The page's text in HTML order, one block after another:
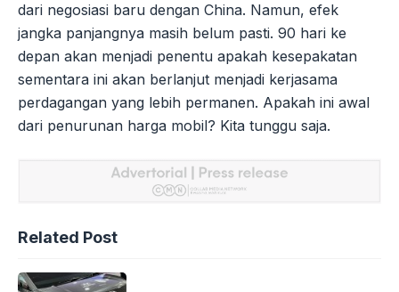
dari negosiasi baru dengan China. Namun, efek
jangka panjangnya masih belum pasti. 90 hari ke
depan akan menjadi penentu apakah kesepakatan
sementara ini akan berlanjut menjadi kerjasama
perdagangan yang lebih permanen. Apakah ini awal
dari penurunan harga mobil? Kita tunggu saja.
Related Post